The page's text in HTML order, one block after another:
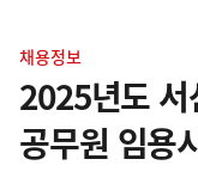
텐
츠
영
역
채용정보
2025년도
공무원 임용